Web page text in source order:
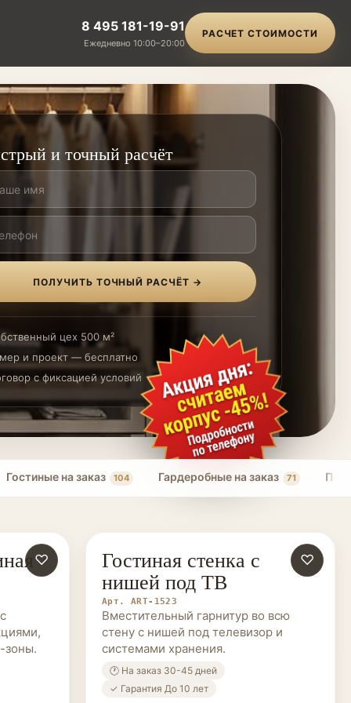
8 495 181-19-91
Ежедневно 10:00–20:00
РАСЧЕТ СТОИМОСТИ
и точный расчёт
ПОЛУЧИТЬ ТОЧНЫЙ РАСЧЁТ →
цех 500 м²
и проект — бесплатно
с фиксацией условий
Гостиные на заказ 104 Гардеробные на заказ 71
♡
зоны.
МЕБЕЛЬ НА ЗАКАЗ ♡
Гостиная стенка с
нишей под ТВ
Арт. ART-1523
Вместительный гарнитур во всю
стену с нишей под телевизор и
системами хранения.
🕐 На заказ 30-45 дней
✓ Гарантия До 10 лет